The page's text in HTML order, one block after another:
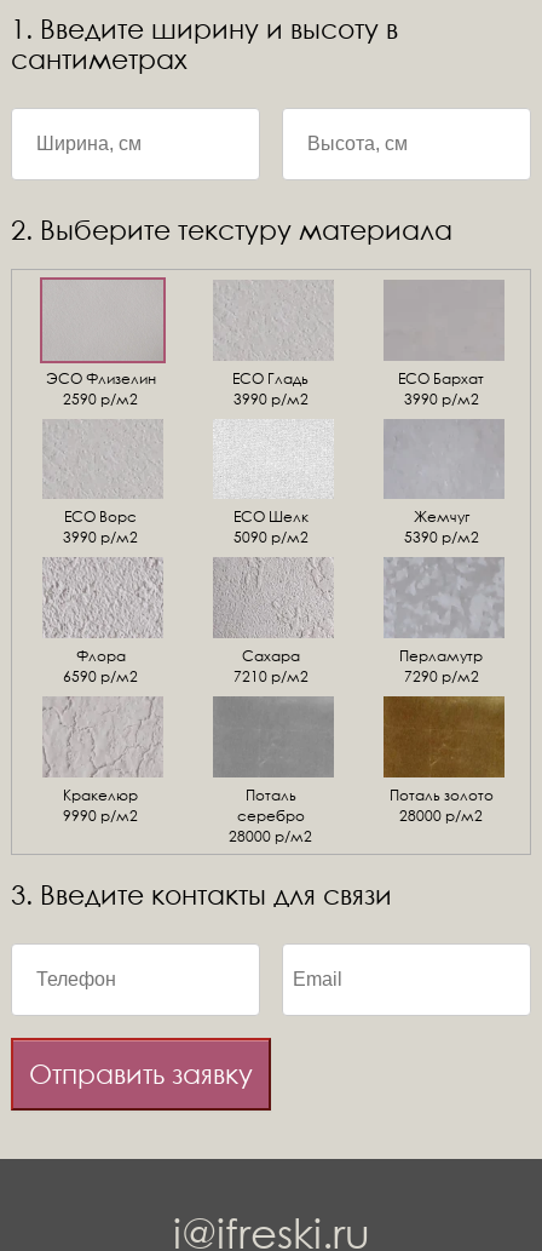
1. Введите ширину и высоту в
сантиметрах
2. Выберите текстуру материала
ЭСО Флизелин
2590 р/м2
ЕСО Гладь
3990 р/м2
ECO Бархат
3990 р/м2
ЕСО Ворс
3990 р/м2
ЕСО Шелк
5090 р/м2
Жемчуг
5390 р/м2
Флора
6590 р/м2
Сахара
7210 р/м2
Перламутр
7290 р/м2
Кракелюр
9990 р/м2
Поталь
серебро
28000 р/м2
Поталь золото
28000 р/м2
3. Введите контакты для связи
Отправить заявку
i@ifreski.ru